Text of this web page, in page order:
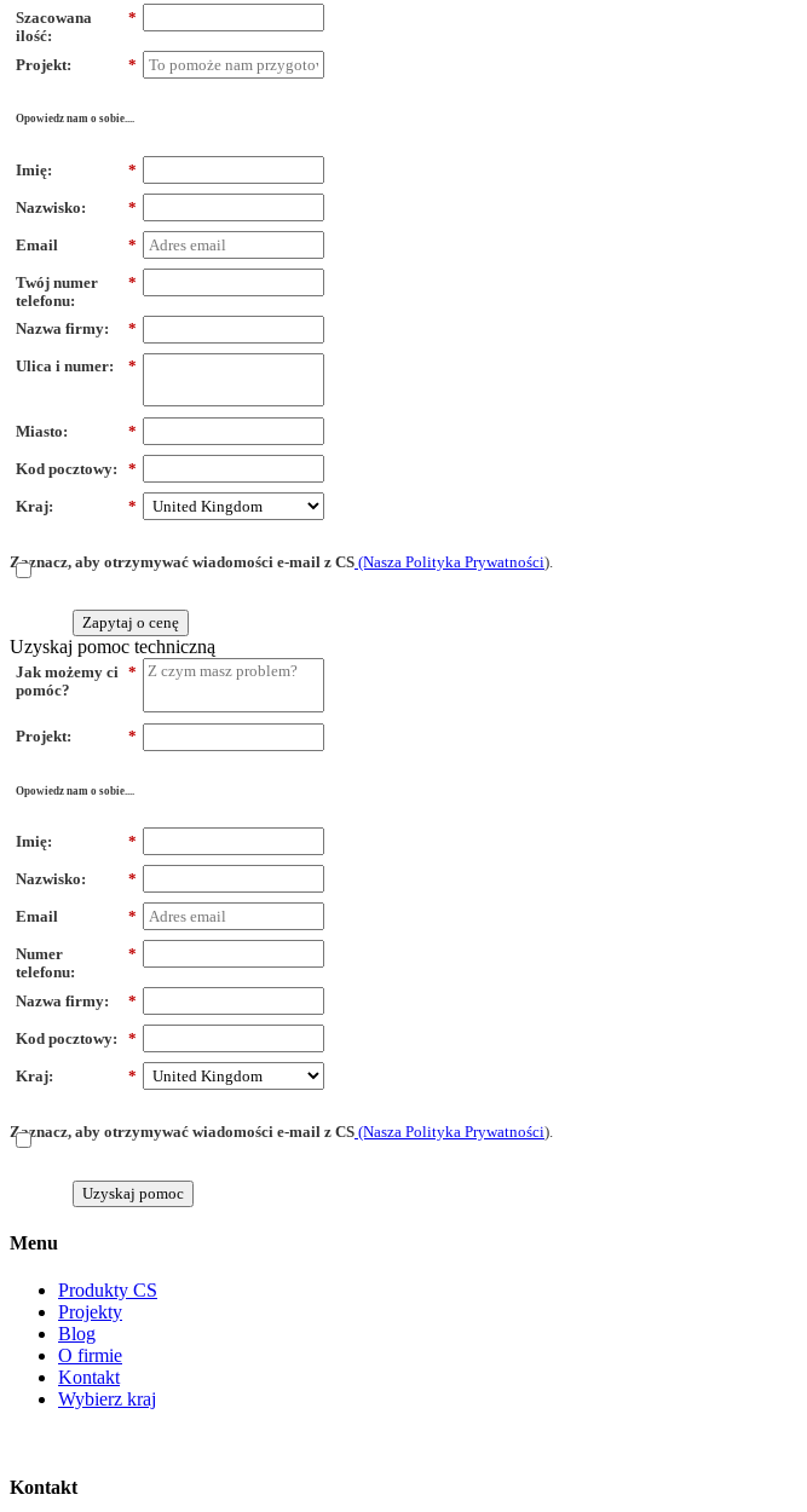
*
Szacowana
ilość:
*
Projekt:
Opowiedz nam o sobie....
*
Imię:
*
Nazwisko:
*
Email
*
Twój numer
telefonu:
*
Nazwa firmy:
*
Ulica i numer:
*
Miasto:
*
Kod pocztowy:
*
Kraj:
Zaznacz, aby otrzymywać wiadomości e-mail z CS (Nasza Polityka Prywatności).
Zapytaj o cenę
Uzyskaj pomoc techniczną
*
Jak możemy ci
pomóc?
*
Projekt:
Opowiedz nam o sobie....
*
Imię:
*
Nazwisko:
*
Email
*
Numer
telefonu:
*
Nazwa firmy:
*
Kod pocztowy:
*
Kraj:
Zaznacz, aby otrzymywać wiadomości e-mail z CS (Nasza Polityka Prywatności).
Uzyskaj pomoc
Menu
Produkty CS
Projekty
Blog
O firmie
Kontakt
Wybierz kraj
Kontakt